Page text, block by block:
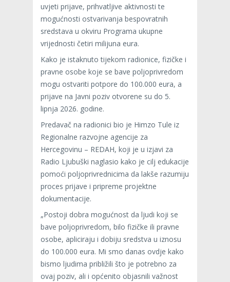
uvjeti prijave, prihvatljive aktivnosti te
mogućnosti ostvarivanja bespovratnih
sredstava u okviru Programa ukupne
vrijednosti četiri milijuna eura.
Kako je istaknuto tijekom radionice, fizičke i
pravne osobe koje se bave poljoprivredom
mogu ostvariti potpore do 100.000 eura, a
prijave na Javni poziv otvorene su do 5.
lipnja 2026. godine.
Predavač na radionici bio je Himzo Tule iz
Regionalne razvojne agencije za
Hercegovinu – REDAH, koji je u izjavi za
Radio Ljubuški naglasio kako je cilj edukacije
pomoći poljoprivrednicima da lakše razumiju
proces prijave i pripreme projektne
dokumentacije.
„Postoji dobra mogućnost da ljudi koji se
bave poljoprivredom, bilo fizičke ili pravne
osobe, apliciraju i dobiju sredstva u iznosu
do 100.000 eura. Mi smo danas ovdje kako
bismo ljudima približili što je potrebno za
ovaj poziv, ali i općenito objasnili važnost